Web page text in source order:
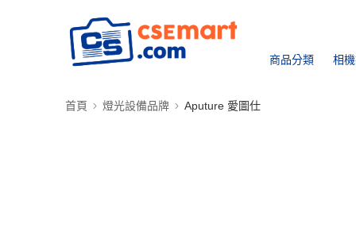
商品分類 相
首頁 燈光設備品牌 Aputure 愛圖仕